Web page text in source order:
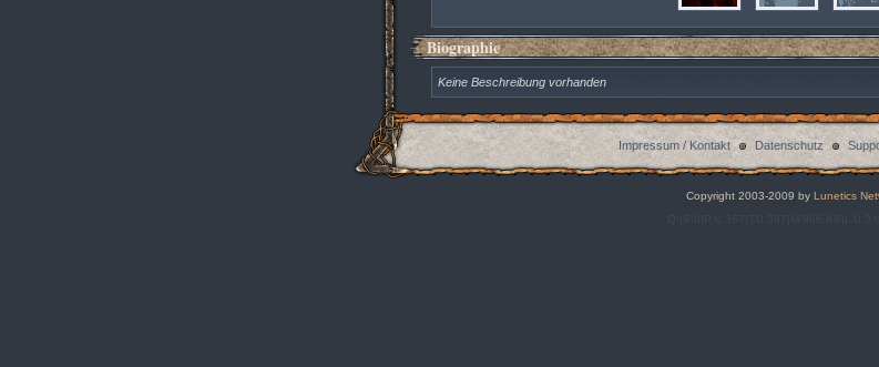
Biographie
Keine Beschreibung vorhanden
Impressum / Kontakt Datenschutz
Copyright 2003-2009 byLunetics